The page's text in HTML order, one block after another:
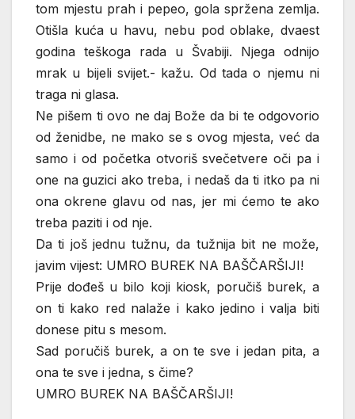
tom mjestu prah i pepeo, gola spržena zemlja.
Otišla kuća u havu, nebu pod oblake, dvaest
godina teškoga rada u Švabiji. Njega odnijo
mrak u bijeli svijet.- kažu. Od tada o njemu ni
traga ni glasa.
Ne pišem ti ovo ne daj Bože da bi te odgovorio
od ženidbe, ne mako se s ovog mjesta, već da
samo i od početka otvoriš svečetvere oči pa i
one na guzici ako treba, i nedaš da ti itko pa ni
ona okrene glavu od nas, jer mi ćemo te ako
treba paziti i od nje.
Da ti još jednu tužnu, da tužnija bit ne može,
javim vijest: UMRO BUREK NA BAŠČARŠIJI!
Prije dođeš u bilo koji kiosk, poručiš burek, a
on ti kako red nalaže i kako jedino i valja biti
donese pitu s mesom.
Sad poručiš burek, a on te sve i jedan pita, a
ona te sve i jedna, s čime?
UMRO BUREK NA BAŠČARŠIJI!